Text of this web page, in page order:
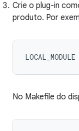
Crie o plug-in
produto. Por
No Makefile do